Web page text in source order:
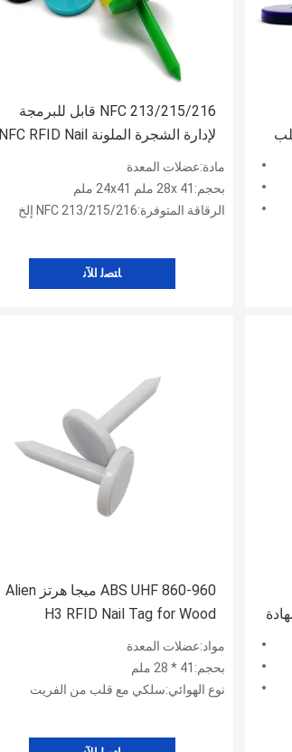
NFC 213/215/216 قابل للبرمجة
لإدارة الشجرة الملونة NFC RFID Nail
Tag
مادة:عضلات المعدة
بحجم:28x 41 ملم 24x41 ملم
الرقاقة المتوفرة:NFC 213/215/216 إلخ
ﺎﺘﺼﻟ ﺍﻶﻧ
ABS UHF 860-960 ميجا هرتز Alien
H3 RFID Nail Tag for Wood
Management
مواد:عضلات المعدة
بحجم:41 * 28 ملم
نوع الهوائي:سلكي مع قلب من الفريت